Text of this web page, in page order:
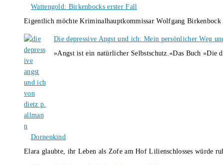
Wattengold: Birkenbocks erster Fall
Eigentlich möchte Kriminalhauptkommissar Wolfgang
Die depressive Angst und ich: Mein persönlicher Weg
»Angst ist ein natürlicher Selbstschutz.«Das Buch
Dornenkind
Elara glaubte, ihr Leben als Zofe am Hof Lilienschlosses würde